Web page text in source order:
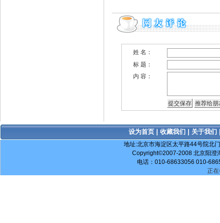
姓 名：
标 题：
内 容：
设为首页 收藏我们 关于我们
地址:北京市海淀区太平路44号院北
Copyright©2007-2008 北京阳澄
电话：010-68633056 010-
正